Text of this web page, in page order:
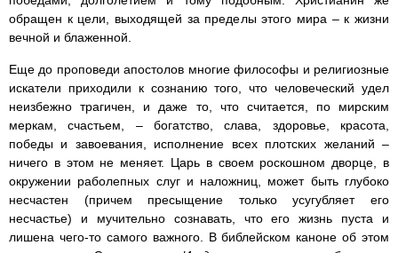
обращен к цели, выходящей за пределы этого мира – к жизни
вечной и блаженной.
Еще до проповеди апостолов многие философы и религиозные
искатели приходили к сознанию того, что человеческий удел
неизбежно трагичен, и даже то, что считается, по мирским
меркам, счастьем, – богатство, слава, здоровье, красота,
победы и завоевания, исполнение всех плотских желаний –
ничего в этом не меняет. Царь в своем роскошном дворце, в
окружении раболепных слуг и наложниц, может быть глубоко
несчастен (причем пресыщение только усугубляет его
несчастье) и мучительно сознавать, что его жизнь пуста и
лишена чего-то самого важного. В библейском каноне об этом